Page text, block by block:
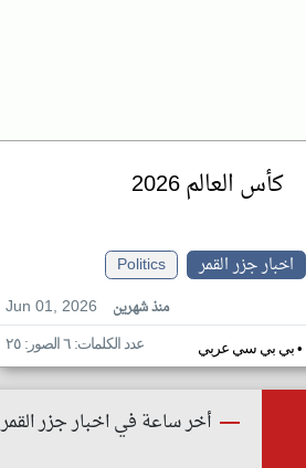
كأس العالم 2026
اخبار جزر القمر
Politics
Jun 01, 2026
منذ شهرين
بي بي سي عربي• عدد الكلمات: ٦ الصور: ٢٥
أخر ساعة في اخبار جزر القمر